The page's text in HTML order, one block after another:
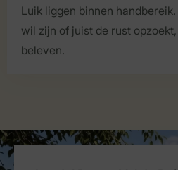
Luik liggen binnen
wil zijn of juist de rust
beleven.